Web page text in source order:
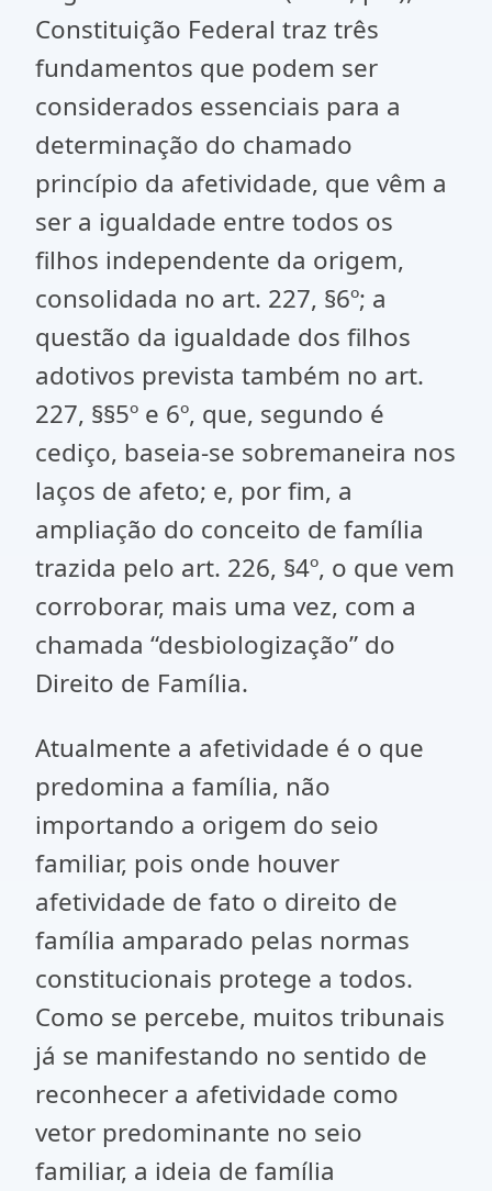
Constituição Federal traz três
fundamentos que podem ser
considerados essenciais para a
determinação do chamado
princípio da afetividade, que vêm a
ser a igualdade entre todos os
filhos independente da origem,
consolidada no art. 227, §6º; a
questão da igualdade dos filhos
adotivos prevista também no art.
227, §§5º e 6º, que, segundo é
cediço, baseia-se sobremaneira nos
laços de afeto; e, por fim, a
ampliação do conceito de família
trazida pelo art. 226, §4º, o que vem
corroborar, mais uma vez, com a
chamada “desbiologização” do
Direito de Família.
Atualmente a afetividade é o que
predomina a família, não
importando a origem do seio
familiar, pois onde houver
afetividade de fato o direito de
família amparado pelas normas
constitucionais protege a todos.
Como se percebe, muitos tribunais
já se manifestando no sentido de
reconhecer a afetividade como
vetor predominante no seio
familiar, a ideia de família